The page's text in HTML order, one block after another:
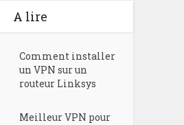
A lire
Comment installer
un VPN sur un
routeur Linksys
Meilleur VPN pour